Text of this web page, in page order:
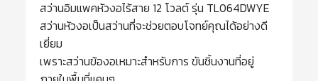
สว่านอิมแพคหัวงอไร้สาย 12 โวลต์ รุ่น TL064DWYE
สว่านหัวงอเป็นสว่านที่จะช่วยตอบโจทย์คุณได้อย่างดี
เยี่ยม
เพราะสว่านข้องอเหมาะสำหรับการ ขันชิ้นงานที่อยู่